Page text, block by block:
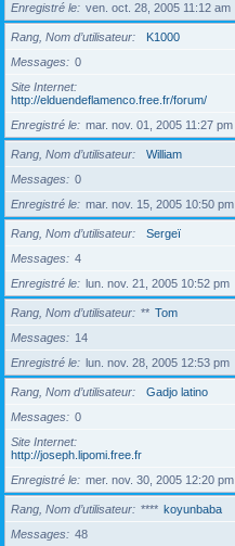
Enregistré le
ven. oct. 28, 2005 11:12 am
Rang, Nom d’utilisateur
K1000
Messages
0
Site Internet
http://elduendeflamenco.free.fr/forum/
Enregistré le
mar. nov. 01, 2005 11:27 pm
Rang, Nom d’utilisateur
William
Messages
0
Enregistré le
mar. nov. 15, 2005 10:50 pm
Rang, Nom d’utilisateur
Sergeï
Messages
4
Enregistré le
lun. nov. 21, 2005 10:52 pm
Rang, Nom d’utilisateur ** Tom
Messages
14
Enregistré le
lun. nov. 28, 2005 12:53 pm
Rang, Nom d’utilisateur
Gadjo latino
Messages
0
Site Internet
http://joseph.lipomi.free.fr
Enregistré le
mer. nov. 30, 2005 12:20 pm
Rang, Nom d’utilisateur **** koyunbaba
Messages
48